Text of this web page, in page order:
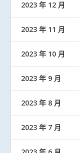
2023 年 12 月
2023 年 11 月
2023 年 10 月
2023 年 9 月
2023 年 8 月
2023 年 7 月